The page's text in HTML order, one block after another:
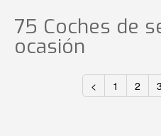
75 Coches de
ocasión
< 1 2 3